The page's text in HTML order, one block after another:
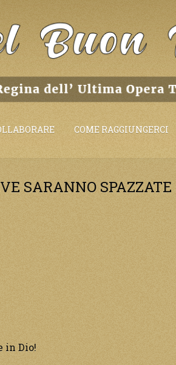
COME RAGGIUNGERCI
SARANNO SPAZZATE
in Dio!